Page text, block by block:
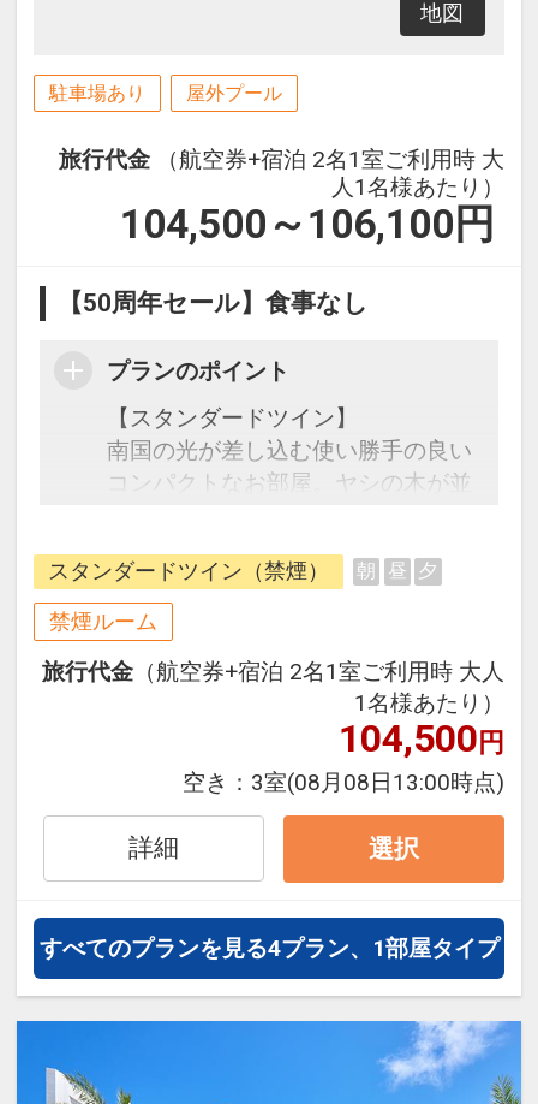
地図
駐車場あり 屋外プール
旅行代金
（航空券+宿泊 2名1室ご利用時 大
人1名様あたり）
104,500～106,100 円
【50周年セール】食事なし
プランのポイント
【スタンダードツイン】
南国の光が差し込む使い勝手の良い
コンパクトなお部屋。ヤシの木が並
す。
☆宿泊者特典☆
・系列ホテルマハイナの大浴場利
用 通常￥1,000→￥500
・屋外プール滞在中利用可 ※季節
・系列ホテル間の無料シャトルバス
海⇔アラマハイナ⇔マハイナ
スタンダードツイン（禁煙） 朝 昼 夕
禁煙ルーム
旅行代金 （航空券+宿泊 2名1室ご利用時 大人
1名様あたり）
104,500円
空き： 3室(08月08日13:00時点)
詳細 選択
すべてのプランを見る4プラン、1部屋タイプ